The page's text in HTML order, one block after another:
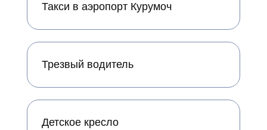
Такси в аэропорт Курумоч
Трезвый водитель
Детское кресло